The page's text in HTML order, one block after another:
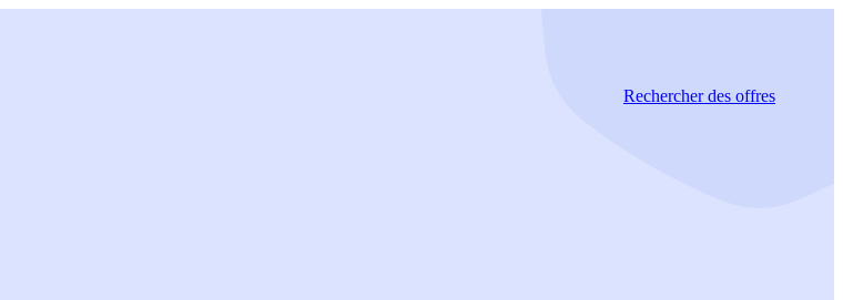
Rechercherdes offres